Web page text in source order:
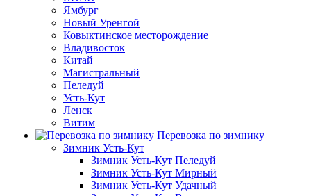
Ямбург
Новый Уренгой
Ковыктинское месторождение
Владивосток
Китай
Магистральный
Пеледуй
Усть-Кут
Ленск
Витим
Перевозка по зимнику
Зимник Усть-Кут
Зимник Усть-Кут Пеледуй
Зимник Усть-Кут Мирный
Зимник Усть-Кут Удачный